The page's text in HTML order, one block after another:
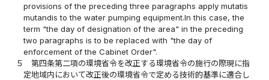
provisions of the preceding three paragraphs apply mutatis
mutandis to the water pumping equipment.In this case, the
term "the day of designation of the area" in the preceding
two paragraphs is to be replaced with "the day of
enforcement of the Cabinet Order".
５
第四条第二項の環境省令を改正する環境省令の施行の際現に指
定地域内において改正後の環境省令で定める技術的基準に適合し